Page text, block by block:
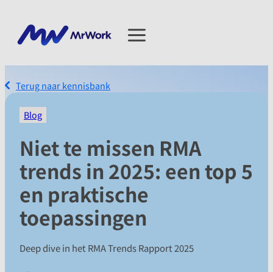
Terug naar kennisbank
Blog
Niet te missen RMA
trends in 2025: een top 5
en praktische
toepassingen
Deep dive in het RMA Trends Rapport 2025